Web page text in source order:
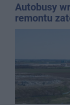
Autobusy
remontu